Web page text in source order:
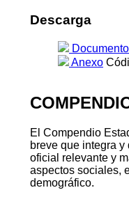
Descarga
Anexo
El Compendio
breve que integra
oficial relevante y
aspectos sociales,
demográfico.